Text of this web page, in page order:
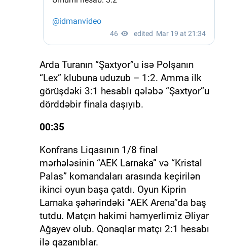
Arda Turanın “Şaxtyor”u isə Polşanın
“Lex” klubuna uduzub – 1:2. Amma ilk
görüşdəki 3:1 hesablı qələbə “Şaxtyor”u
dörddəbir finala daşıyıb.
00:35
Konfrans Liqasının 1/8 final
mərhələsinin “AEK Larnaka” və “Kristal
Palas” komandaları arasında keçirilən
ikinci oyun başa çatdı. Oyun Kiprin
Larnaka şəhərindəki “AEK Arena”da baş
tutdu. Matçın hakimi həmyerlimiz Əliyar
Ağayev olub. Qonaqlar matçı 2:1 hesabı
ilə qazanıblar.